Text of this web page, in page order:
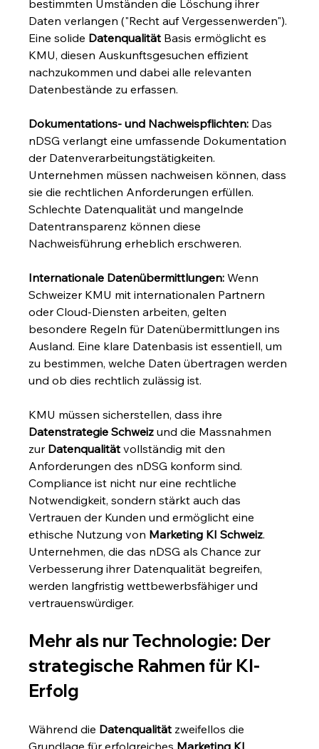
bestimmten Umständen die Löschung ihrer
Daten verlangen ("Recht auf Vergessenwerden").
Eine solide Datenqualität Basis ermöglicht es
KMU, diesen Auskunftsgesuchen effizient
nachzukommen und dabei alle relevanten
Datenbestände zu erfassen.
Dokumentations- und Nachweispflichten: Das
nDSG verlangt eine umfassende Dokumentation
der Datenverarbeitungstätigkeiten.
Unternehmen müssen nachweisen können, dass
sie die rechtlichen Anforderungen erfüllen.
Schlechte Datenqualität und mangelnde
Datentransparenz können diese
Nachweisführung erheblich erschweren.
Internationale Datenübermittlungen: Wenn
Schweizer KMU mit internationalen Partnern
oder Cloud-Diensten arbeiten, gelten
besondere Regeln für Datenübermittlungen ins
Ausland. Eine klare Datenbasis ist essentiell, um
zu bestimmen, welche Daten übertragen werden
und ob dies rechtlich zulässig ist.
KMU müssen sicherstellen, dass ihre
Datenstrategie Schweiz und die Massnahmen
zur Datenqualität vollständig mit den
Anforderungen des nDSG konform sind.
Compliance ist nicht nur eine rechtliche
Notwendigkeit, sondern stärkt auch das
Vertrauen der Kunden und ermöglicht eine
ethische Nutzung von Marketing KI Schweiz.
Unternehmen, die das nDSG als Chance zur
Verbesserung ihrer Datenqualität begreifen,
werden langfristig wettbewerbsfähiger und
vertrauenswürdiger.
Mehr als nur Technologie: Der
strategische Rahmen für KI-
Erfolg
Während die Datenqualität zweifellos die
Grundlage für erfolgreiches Marketing KI